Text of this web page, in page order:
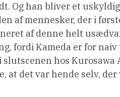
Og han bliver et
af mennesker, der i
af denne helt
fordi Kameda er for
hos
det var hende selv, der